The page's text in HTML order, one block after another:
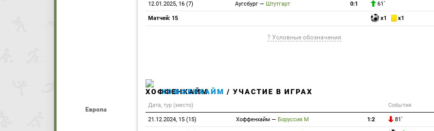
Европа
12.01.2025, 16 (7) Аугсбург — Штутгарт 0:1 61`
Матчей: 15 x1 x1
? Условные обозначения
ХОФФЕНХАЙМ / УЧАСТИЕ В ИГРАХ
Дата, тур (место) События
21.12.2024, 15 (15) Хоффенхайм — Боруссия М 1:2 81`